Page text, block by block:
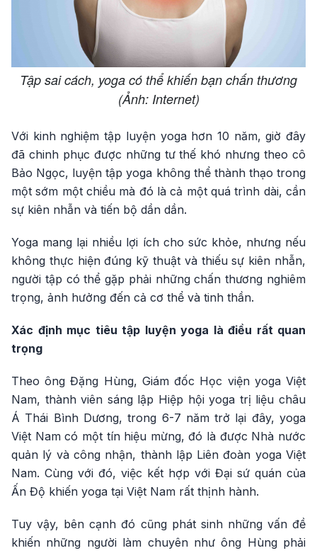
Tập sai cách, yoga có thể khiến bạn chấn thương
(Ảnh: Internet)
Với kinh nghiệm tập luyện yoga hơn 10 năm, giờ đây
đã chinh phục được những tư thế khó nhưng theo cô
Bảo Ngọc, luyện tập yoga không thể thành thạo trong
một sớm một chiều mà đó là cả một quá trình dài, cần
sự kiên nhẫn và tiến bộ dần dần.
Yoga mang lại nhiều lợi ích cho sức khỏe, nhưng nếu
không thực hiện đúng kỹ thuật và thiếu sự kiên nhẫn,
người tập có thể gặp phải những chấn thương nghiêm
trọng, ảnh hưởng đến cả cơ thể và tinh thần.
Xác định mục tiêu tập luyện yoga là điều rất quan
trọng
Theo ông Đặng Hùng, Giám đốc Học viện yoga Việt
Nam, thành viên sáng lập Hiệp hội yoga trị liệu châu
Á Thái Bình Dương, trong 6-7 năm trở lại đây, yoga
Việt Nam có một tín hiệu mừng, đó là được Nhà nước
quản lý và công nhận, thành lập Liên đoàn yoga Việt
Nam. Cùng với đó, việc kết hợp với Đại sứ quán của
Ấn Độ khiến yoga tại Việt Nam rất thịnh hành.
Tuy vậy, bên cạnh đó cũng phát sinh những vấn đề
khiến những người làm chuyên như ông Hùng phải